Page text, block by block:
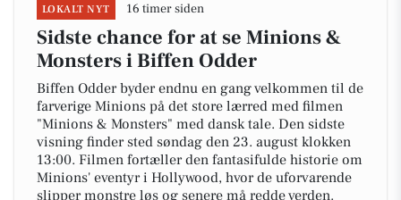
LOKALT NYT 16 timer siden
Sidste chance for at se Minions &
Monsters i Biffen Odder
Biffen Odder byder endnu en gang velkommen til de
farverige Minions på det store lærred med filmen
"Minions & Monsters" med dansk tale. Den sidste
visning finder sted søndag den 23. august klokken
13:00. Filmen fortæller den fantasifulde historie om
Minions' eventyr i Hollywood, hvor de uforvarende
slipper monstre løs og senere må redde verden.